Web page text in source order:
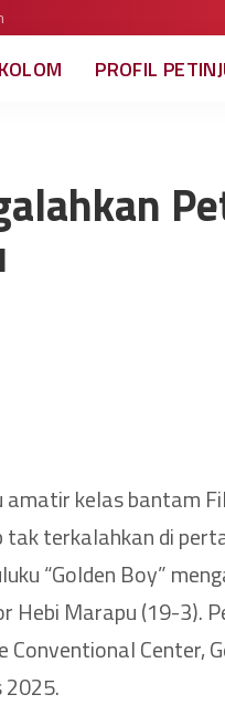
KOLOM PROFIL
amatir kelas bantam
terkalahkan di
“Golden Boy”
Hebi Marapu (19-3).
Conventional Center,
2025.